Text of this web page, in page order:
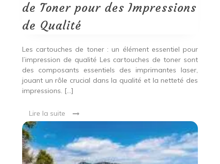
Impressions
de Toner pour des Impressions
de Qualité
Les cartouches de toner : un élément essentiel pour
l’impression de qualité Les cartouches de toner sont
des composants essentiels des imprimantes laser,
jouant un rôle crucial dans la qualité et la netteté des
impressions. […]
Lire la suite